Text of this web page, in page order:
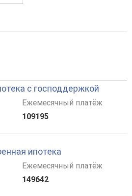
с господдержкой
Ежемесячный платёж
109195
ипотека
Ежемесячный платёж
149642